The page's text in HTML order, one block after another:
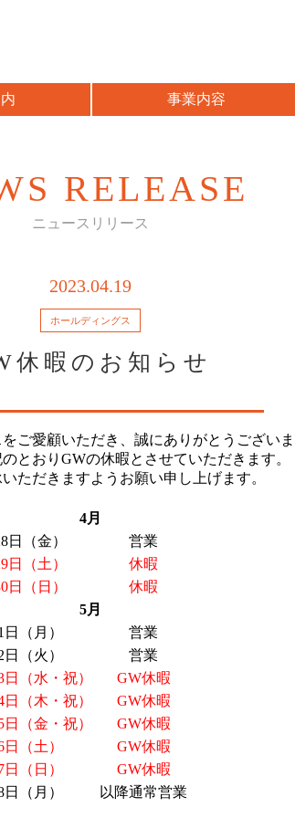
事業内容
RELEASE
ニュースリリース
2023.04.19
ホールディングス
休暇のお知らせ
ご愛顧いただき、誠にありがとうござい
とおりGWの休暇とさせていただきます。
ただきますようお願い申し上げます。
4月
日（金）
営業
日（土）
休暇
日（日）
休暇
5月
日（月）
営業
日（火）
営業
日（水・祝）
GW休暇
日（木・祝）
GW休暇
日（金・祝）
GW休暇
日（土）
GW休暇
日（日）
GW休暇
日（月）
以降通常営業